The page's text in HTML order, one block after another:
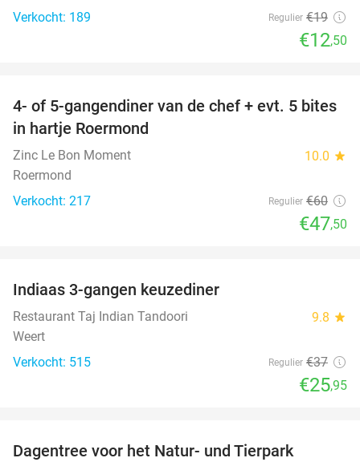
Verkocht: 189
Regulier €19
€12,50
21%
4- of 5-gangendiner van de chef + evt. 5 bites
in hartje Roermond
Zinc Le Bon Moment 10.0 star
Roermond
Verkocht: 217
Regulier €60
€47,50
Indiaas 3-gangen keuzediner
Restaurant Taj Indian Tandoori 9.8 star
Weert
Verkocht: 515
Regulier €37
€25,95
Dagentree voor het Natur- und Tierpark